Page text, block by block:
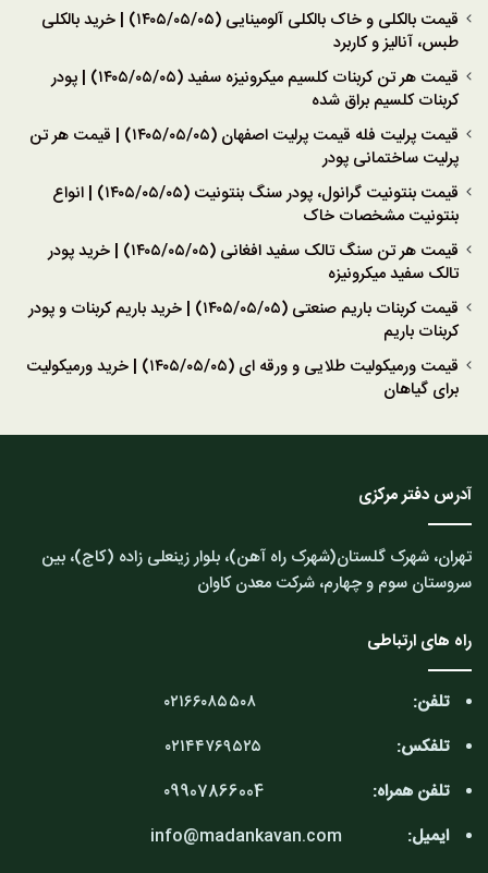
قیمت بالکلی و خاک بالکلی آلومینایی (۱۴۰۵/۰۵/۰۵) | خرید بالکلی
طبس، آنالیز و کاربرد
قیمت هر تن کربنات کلسیم میکرونیزه سفید (۱۴۰۵/۰۵/۰۵) | پودر
کربنات کلسیم براق شده
قیمت پرلیت فله قیمت پرلیت اصفهان (۱۴۰۵/۰۵/۰۵) | قیمت هر تن
پرلیت ساختمانی پودر
قیمت بنتونیت گرانول، پودر سنگ بنتونیت (۱۴۰۵/۰۵/۰۵) | انواع
بنتونیت مشخصات خاک
قیمت هر تن سنگ تالک سفید افغانی (۱۴۰۵/۰۵/۰۵) | خرید پودر
تالک سفید میکرونیزه
قیمت کربنات باریم صنعتی (۱۴۰۵/۰۵/۰۵) | خرید باریم کربنات و پودر
کربنات باریم
قیمت ورمیکولیت طلایی و ورقه ای (۱۴۰۵/۰۵/۰۵) | خرید ورمیکولیت
برای گیاهان
آدرس دفتر مرکزی
تهران، شهرک گلستان(شهرک راه آهن)، بلوار زینعلی زاده (کاج)، بین
سروستان سوم و چهارم، شرکت معدن کاوان
راه های ارتباطی
تلفن: ۰۲۱۶۶۰۸۵۵۰۸
تلفکس: ۰۲۱۴۴۷۶۹۵۲۵
تلفن همراه:
ایمیل: info@madankavan.com